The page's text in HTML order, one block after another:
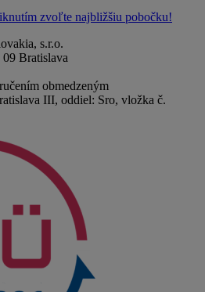
zvoľte najbližšiu pobočku!
s.r.o.
Bratislava
obmedzeným
III, oddiel: Sro, vložka č.